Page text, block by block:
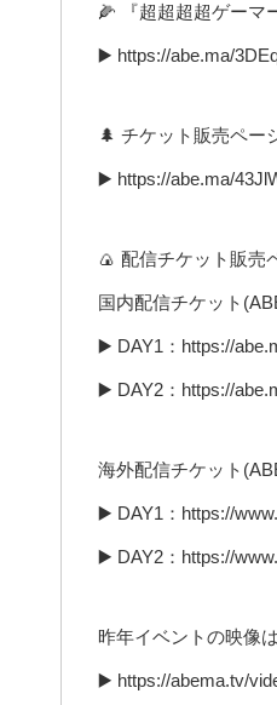
🌽 『超超超超ゲーマ
▶️ https://abe.ma/
🌲 チケット販売ペー
▶️ https://abe.ma/
🍙 配信チケット販売
国内配信チケット
▶️ DAY1：https://
▶️ DAY2：https://
海外配信チケット
▶️ DAY1：https://
▶️ DAY2：https://
昨年イベントの映像
▶️ https://abema.tv/